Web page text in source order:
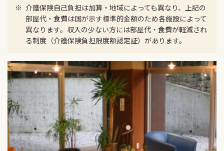
介護保険自己負担は加算・地域によっても異なり、上記の
部屋代・食費は国が示す標準的金額のため各施設によって
異なります。収入の少ない方には部屋代・食費が軽減され
る制度（介護保険負担限度額認定証）があります。